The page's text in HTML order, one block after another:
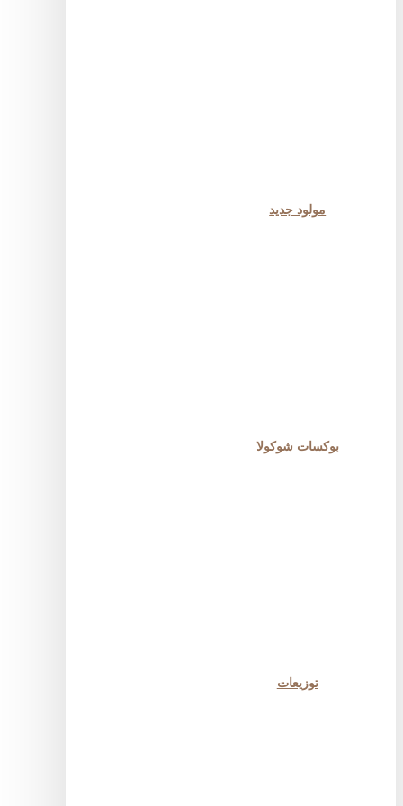
مولود جديد
بوكسات شوكولا
توزيعات